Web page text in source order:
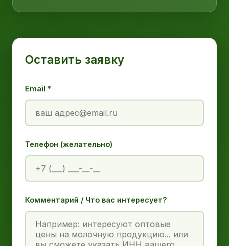
Оставить заявку
Email *
Телефон (желательно)
Комментарий / Что вас интересует?